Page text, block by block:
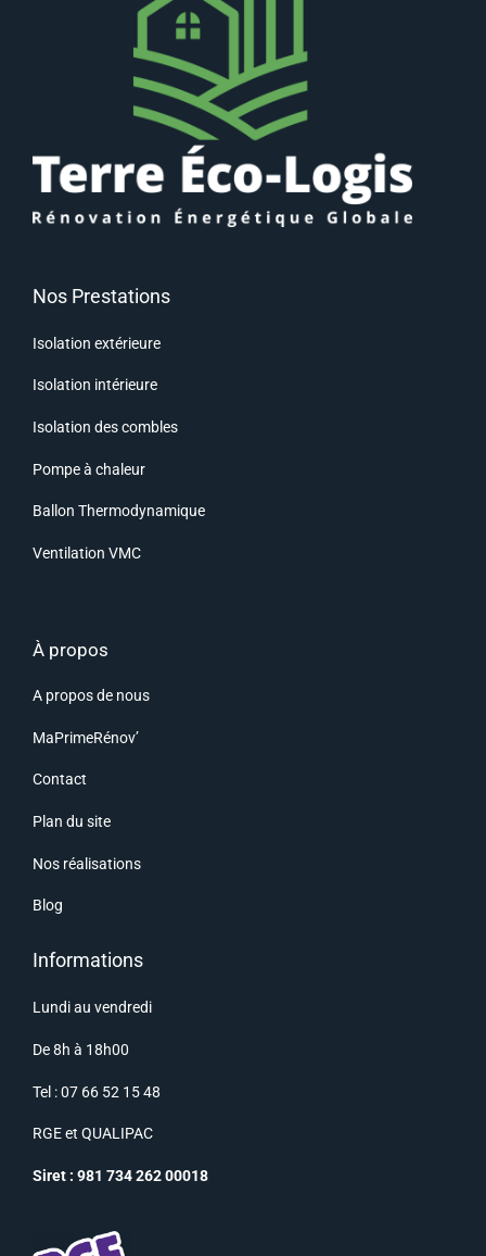
Nos Prestations
Isolation extérieure
Isolation intérieure
Isolation des combles
Pompe à chaleur
Ballon Thermodynamique
Ventilation VMC
À propos
A propos de nous
MaPrimeRénov’
Contact
Plan du site
Nos réalisations
Blog
Informations
Lundi au vendredi
De 8h à 18h00
Tel : 07 66 52 15 48
RGEet QUALIPAC
Siret : 981 734 262 00018